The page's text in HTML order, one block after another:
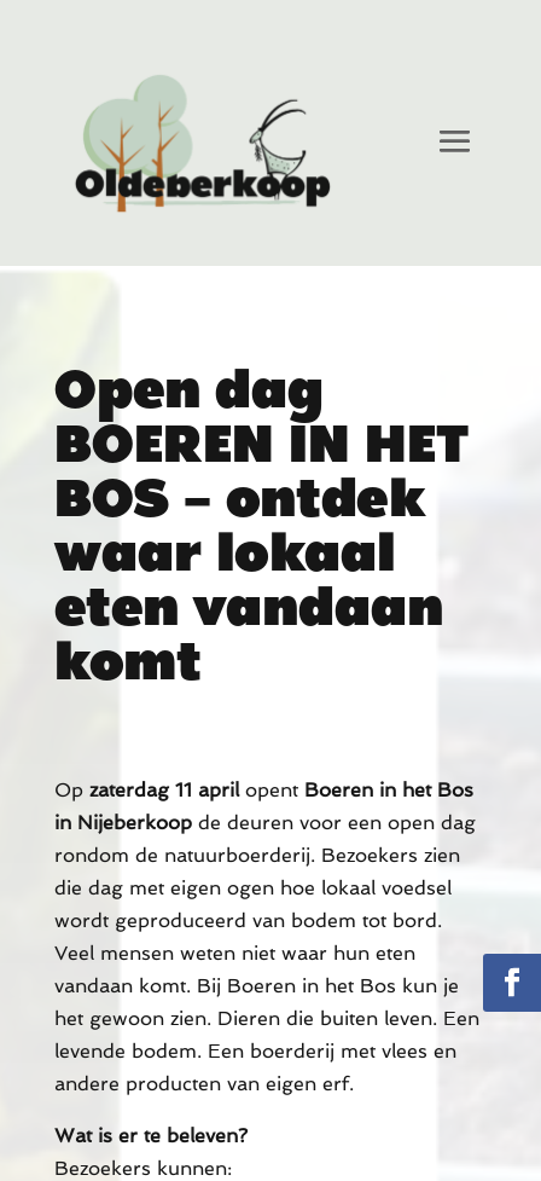
Open dag
BOEREN IN HET
BOS – ontdek
waar lokaal
eten vandaan
komt
Op zaterdag 11 april opent Boeren in het Bos
in Nijeberkoopde deuren voor een open dag
rondom de natuurboerderij. Bezoekers zien
die dag met eigen ogen hoe lokaal voedsel
wordt geproduceerd van bodem tot bord.
Veel mensen weten niet waar hun eten
vandaan komt. Bij Boeren in het Bos kun je
het gewoon zien. Dieren die buiten leven. Een
levende bodem. Een boerderij met vlees en
andere producten van eigen erf.
Wat is er te beleven?
Bezoekers kunnen: